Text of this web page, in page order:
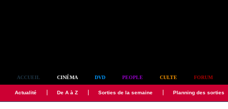
ACCUEIL CINÉMA DVD PEOPLE CULTE FORUM
Actualité De A à Z Sorties de la semaine Planning des sorties